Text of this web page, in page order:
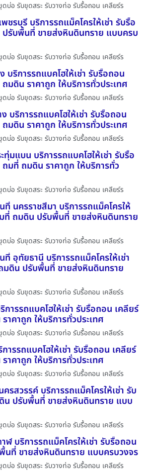
ดบ่อ รับขุดสระ รับวางท่อ รับรื้อถอน เคลียร์ร
ชรบุรี บริการรถแม็คโครให้เช่า รับรื้อ
รับพื้นที่ ขายส่งหินดินทราย แบบครบ
ดบ่อ รับขุดสระ รับวางท่อ รับรื้อถอน เคลียร์ร
บริการรถแบคโฮให้เช่า รับรื้อถอน
มดิน ราคาถูก ให้บริการทั่วประเทศ
ดบ่อ รับขุดสระ รับวางท่อ รับรื้อถอน เคลียร์ร
บริการรถแบคโฮให้เช่า รับรื้อถอน
มดิน ราคาถูก ให้บริการทั่วประเทศ
ดบ่อ รับขุดสระ รับวางท่อ รับรื้อถอน เคลียร์ร
มแบน บริการรถแบคโฮให้เช่า รับรื้อ
มที่ ถมดิน ราคาถูก ให้บริการทั่ว
ดบ่อ รับขุดสระ รับวางท่อ รับรื้อถอน เคลียร์ร
นครราชสีมา บริการรถแม็คโครให้
ที่ ถมดิน ปรับพื้นที่ ขายส่งหินดินทราย
ดบ่อ รับขุดสระ รับวางท่อ รับรื้อถอน เคลียร์ร
อุทัยธานี บริการรถแม็คโครให้เช่า
ดิน ปรับพื้นที่ ขายส่งหินดินทราย
ดบ่อ รับขุดสระ รับวางท่อ รับรื้อถอน เคลียร์ร
ารรถแบคโฮให้เช่า รับรื้อถอน เคลียร์
คาถูก ให้บริการทั่วประเทศ
ดบ่อ รับขุดสระ รับวางท่อ รับรื้อถอน เคลียร์ร
ารรถแบคโฮให้เช่า รับรื้อถอน เคลียร์
คาถูก ให้บริการทั่วประเทศ
ดบ่อ รับขุดสระ รับวางท่อ รับรื้อถอน เคลียร์ร
ครสวรรค์ บริการรถแม็คโครให้เช่า รับ
ปรับพื้นที่ ขายส่งหินดินทราย แบบ
ดบ่อ รับขุดสระ รับวางท่อ รับรื้อถอน เคลียร์ร
ฬ บริการรถแม็คโครให้เช่า รับรื้อถอน
ที่ ขายส่งหินดินทราย แบบครบวงจร
ดบ่อ รับขุดสระ รับวางท่อ รับรื้อถอน เคลียร์ร